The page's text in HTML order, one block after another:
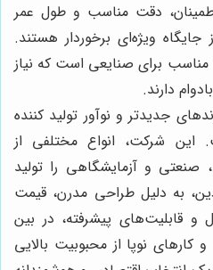
اطمینان، دقت مناسب و طول عمر
جایگاه ویژه‌ای برخوردار هستند.
برای صنایعی است که نیاز
دارند.
جدیدتر و نوآور تولید کننده
این شرکت، انواع مختلفی از
صنعتی و آزمایشگاهی را تولید
به دلیل طراحی مدرن، قیمت
و قابلیت‌های پیشرفته، در بین
نوپا از محبوبیت بالایی